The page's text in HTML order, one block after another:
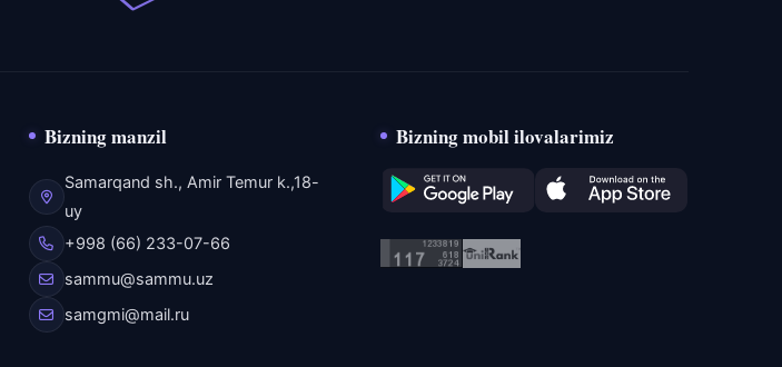
Bizning manzil
Samarqand sh., Amir Temur k.,18-
uy
+998 (66) 233-07-66
sammu@sammu.uz
samgmi@mail.ru
Bizning mobil ilovalarimiz